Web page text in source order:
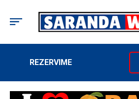
REZERVIME